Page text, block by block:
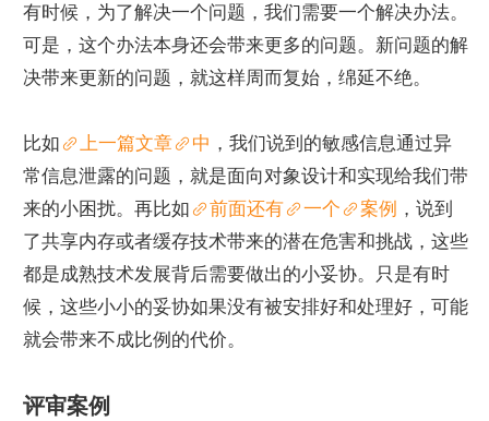
有时候，为了解决一个问题，我们需要一个解决办法。
可是，这个办法本身还会带来更多的问题。新问题的解
决带来更新的问题，就这样周而复始，绵延不绝。
比如 上一篇文章 中 ，我们说到的敏感信息通过异
常信息泄露的问题，就是面向对象设计和实现给我们带
来的小困扰。再比如
前面还有 一个 案例 ，说到
了共享内存或者缓存技术带来的潜在危害和挑战，这些
都是成熟技术发展背后需要做出的小妥协。只是有时
候，这些小小的妥协如果没有被安排好和处理好，可能
就会带来不成比例的代价。
评审案例